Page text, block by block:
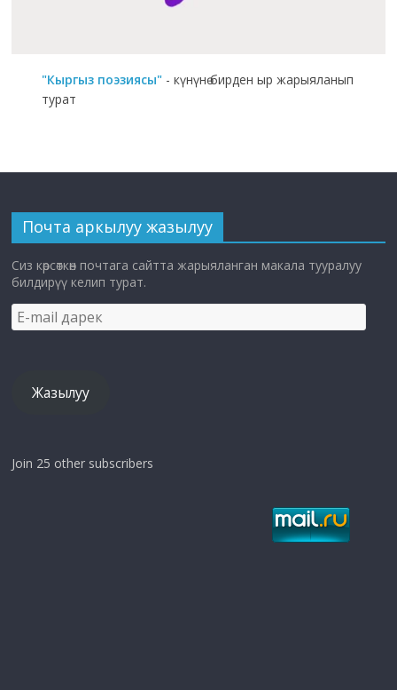
"Кыргыз поэзиясы" - күнүнө бирден ыр жарыяланып
турат
Почта аркылуу жазылуу
Сиз көрсөткөн почтага сайтта жарыяланган макала тууралуу
билдирүү келип турат.
E-
mail
Жазылуу
Join 25 other subscribers